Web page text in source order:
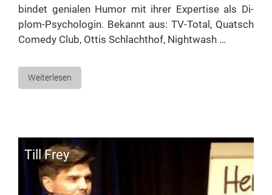
bin­det ge­nia­len Hu­mor mit ih­rer Ex­per­ti­se als Di­­
plom-Psy­cho­­lo­­gin. Be­kannt aus: TV-To­­tal, Quatsch
Co­me­dy Club, Ot­tis Schlacht­hof, Nightwash …
Weiterlesen
Till Frey